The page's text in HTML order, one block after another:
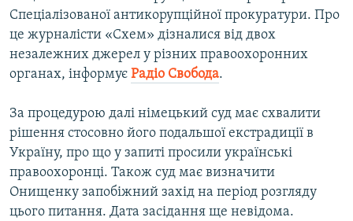
Спеціалізованої антикорупційної прокуратури. Про
це журналісти «Схем» дізналися від двох
незалежних джерел у різних правоохоронних
органах, інформує Радіо Свобода.
За процедурою далі німецький суд має схвалити
рішення стосовно його подальшої екстрадиції в
Україну, про що у запиті просили українські
правоохоронці. Також суд має визначити
Онищенку запобіжний захід на період розгляду
цього питання. Дата засідання ще невідома.